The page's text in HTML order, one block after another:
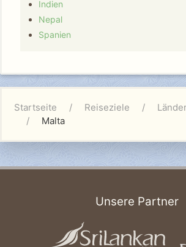
Indien
Nepal
Spanien
Startseite Reiseziele
Malta
Unsere Partner